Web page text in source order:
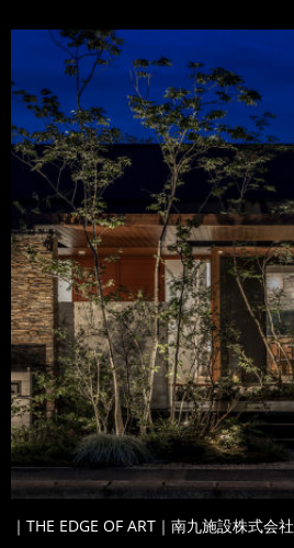
｜THE EDGE OF ART｜南九施設株式会社